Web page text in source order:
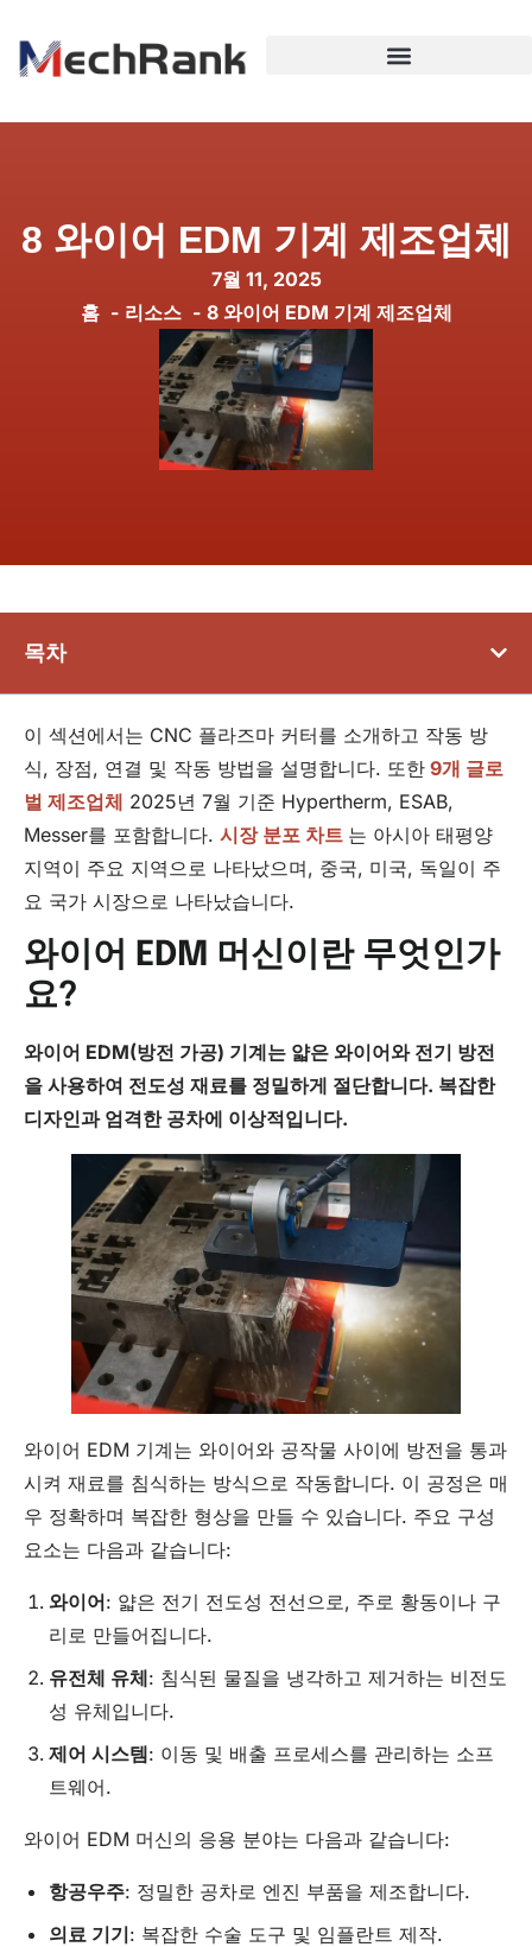
8 와이어 EDM 기계 제조업체
7월 11, 2025
홈
리소스 8 와이어 EDM 기계 제조업체
목차
이 섹션에서는 CNC 플라즈마 커터를 소개하고 작동 방
식, 장점, 연결 및 작동 방법을 설명합니다. 또한 9개 글로
벌 제조업체 2025년 7월 기준 Hypertherm, ESAB,
Messer를 포함합니다. 시장 분포 차트 는 아시아 태평양
지역이 주요 지역으로 나타났으며, 중국, 미국, 독일이 주
요 국가 시장으로 나타났습니다.
와이어 EDM 머신이란 무엇인가
요?
와이어 EDM(방전 가공) 기계는 얇은 와이어와 전기 방전
을 사용하여 전도성 재료를 정밀하게 절단합니다. 복잡한
디자인과 엄격한 공차에 이상적입니다.
와이어 EDM 기계는 와이어와 공작물 사이에 방전을 통과
시켜 재료를 침식하는 방식으로 작동합니다. 이 공정은 매
우 정확하며 복잡한 형상을 만들 수 있습니다. 주요 구성
요소는 다음과 같습니다:
와이어: 얇은 전기 전도성 전선으로, 주로 황동이나 구
리로 만들어집니다.
유전체 유체: 침식된 물질을 냉각하고 제거하는 비전도
성 유체입니다.
제어 시스템: 이동 및 배출 프로세스를 관리하는 소프
트웨어.
와이어 EDM 머신의 응용 분야는 다음과 같습니다:
항공우주: 정밀한 공차로 엔진 부품을 제조합니다.
의료 기기: 복잡한 수술 도구 및 임플란트 제작.